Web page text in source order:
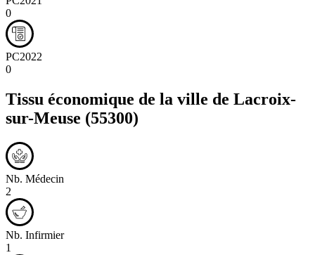
0
PC2022
0
Tissu économique de la ville de Lacroix-
sur-Meuse (55300)
Nb. Médecin
2
Nb. Infirmier
1